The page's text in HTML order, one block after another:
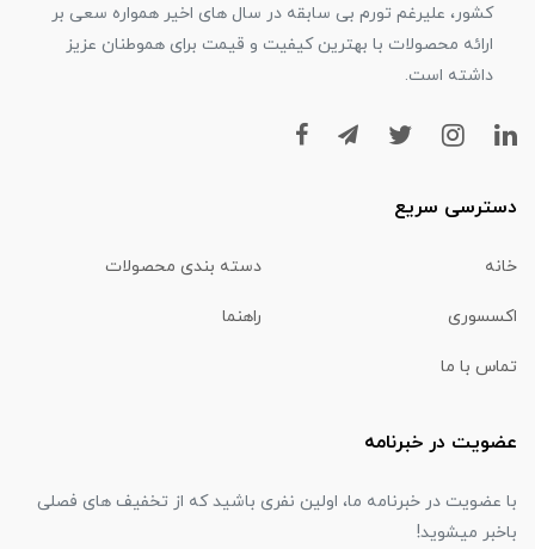
کشور، علیرغم تورم بی سابقه در سال های اخیر همواره سعی بر
ارائه محصولات با بهترین کیفیت و قیمت برای هموطنان عزیز
داشته است.
دسترسی سریع
خانه دسته بندی محصولات
اکسسوری راهنما
تماس با ما
عضویت در خبرنامه
با عضویت در خبرنامه ما، اولین نفری باشید که از تخفیف های فصلی
باخبر میشوید!